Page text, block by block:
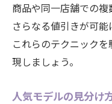
商品や同一店舗での複
さらなる値引きが可能
これらのテクニック
現しましょう。
人気モデルの見分け